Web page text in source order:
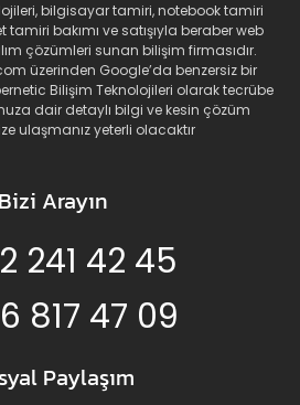
bilgisayar tamiri, notebook tamiri
bakımı ve satışıyla beraber web
çözümleri sunan bilişim firmasıdır.
üzerinden Google’da benzersiz bir
Bilişim Teknolojileri olarak tecrübe
dair detaylı bilgi ve kesin çözüm
ulaşmanız yeterli olacaktır
Bizi Arayın
241 42 45
817 47 09
Paylaşım